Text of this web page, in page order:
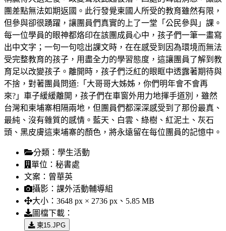
團差點無法如期返國。此行發覺柬國人所受的教育雖然有限，
但參與卻很踴躍，讓團員們真實的上了一堂「公民參與」課。
每一位學員的眼神都烙印在該團成員心中，孩子們一筆一畫寫
出中文字；一句一句唸出課文時，在在感受到因為環境而無法
受完整教育的孩子，用盡全力的學習態度，這讓團員了解到教
育足以改變孩子。離開時，孩子們泛紅的眼眶中透露著期待與
不捨，對著團員問道:「大哥哥大姊姊，你們明年會不會再
來?」車子緩緩離開，孩子們在車窗外用力地揮手道別，雖然
台灣和柬埔寨相隔兩地，但團員們都深深感受到了那份最真、
最純、沒有雜質的感情。藍天、白雲、綠樹、紅泥土、灰石
頭、黑皮膚這柬埔寨的顏色，將永遠留在每位團員的記憶中。
分類： 學生活動
單位： 秘書處
文案： 曾華英
攝影： 課外活動輔導組
大小： 3648 px × 2736 px、5.85 MB
圖檔下載：
柬15.JPG